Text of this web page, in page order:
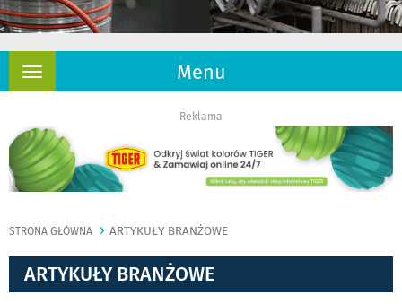
Menu
Rozwiń
Reklama
STRONA GŁÓWNA ARTYKUŁY BRANŻOWE
ARTYKUŁY BRANŻOWE